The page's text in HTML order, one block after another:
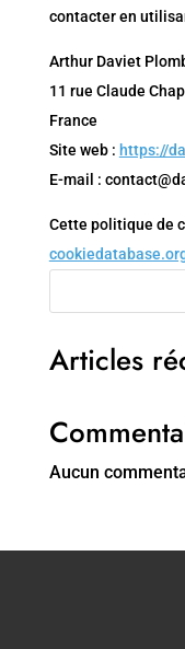
contacter en
Arthur Daviet
11 rue Claude
France
Site web : https://
E-mail : contact@
Cette politique de
Articles
Aucun